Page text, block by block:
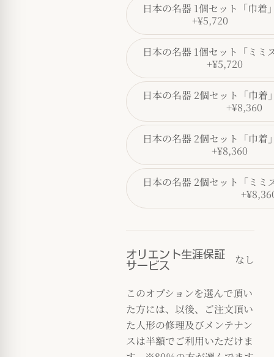
日本の名器 1個セット「巾着
+¥5,720
日本の名器 1個セット「ミミ
+¥5,720
日本の名器 2個セット「巾着
+¥8,360
日本の名器 2個セット「巾着
+¥8,360
日本の名器 2個セット「ミミ
オリエント生涯保証
サービス
なし
このオプションを選んで頂い
た方には、以後、ご注文頂い
た人形の修理及びメンテナン
スは半額でご利用いただけま